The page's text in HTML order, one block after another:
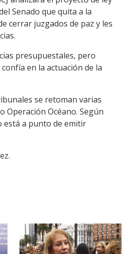
Senado que quita a la
cerrar juzgados de paz y les
presupuestales, pero
en la actuación de la
se retoman varias
Operación Océano. Según
está a punto de emitir